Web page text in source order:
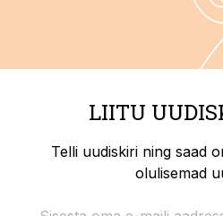
LIITU
Telli uudiskiri ning saad
olulisemad